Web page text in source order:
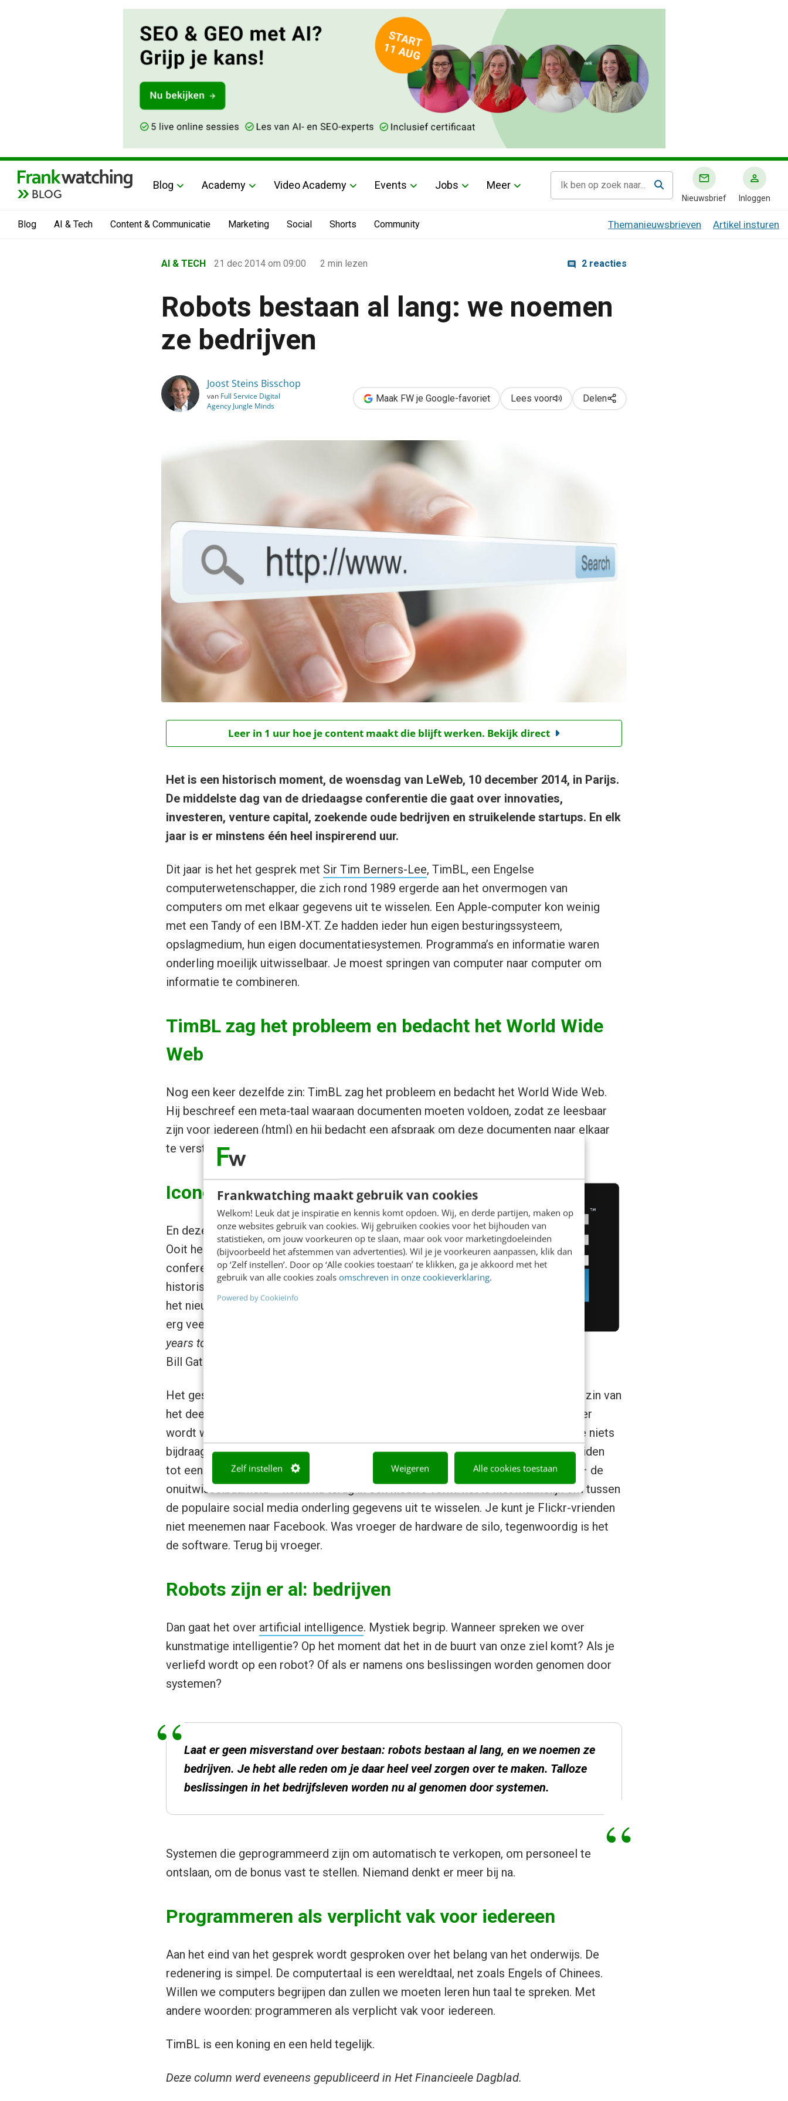
Frankwatching maakt gebruik van cookies
Welkom! Leuk dat je inspiratie en kennis komt opdoen. Wij, en derde partijen, maken op
onze websites gebruik van cookies. Wij gebruiken cookies voor het bijhouden van
statistieken, om jouw voorkeuren op te slaan, maar ook voor marketingdoeleinden
(bijvoorbeeld het afstemmen van advertenties). Wil je je voorkeuren aanpassen, klik dan
op ‘Zelf instellen’. Door op ‘Alle cookies toestaan’ te klikken, ga je akkoord met het
gebruik van alle cookies zoals omschreven in onze cookieverklaring.
Powered by CookieInfo
Zelf instellen Weigeren Alle cookies toestaan
BLOG
Blog Academy Video Academy Events Jobs Meer
Nieuwsbrief Inloggen
Blog AI & Tech Content & Communicatie Marketing Social Shorts Community Themanieuwsbrieven Artikel insturen
›
›
AI & TECH 21 dec 2014 om 09:00 2 min lezen 2 reacties
Robots bestaan al lang: we noemen
ze bedrijven
Joost Steins Bisschop
van Full Service Digital
Agency Jungle Minds
Maak FW je Google-favoriet Lees voor Delen
Leer in 1 uur hoe je content maakt die blijft werken. Bekijk direct
Het is een historisch moment, de woensdag van LeWeb, 10 december 2014, in Parijs.
De middelste dag van de driedaagse conferentie die gaat over innovaties,
investeren, venture capital, zoekende oude bedrijven en struikelende startups. En elk
jaar is er minstens één heel inspirerend uur.
Dit jaar is het het gesprek met Sir Tim Berners-Lee, TimBL, een Engelse
computerwetenschapper, die zich rond 1989 ergerde aan het onvermogen van
computers om met elkaar gegevens uit te wisselen. Een Apple-computer kon weinig
met een Tandy of een IBM-XT. Ze hadden ieder hun eigen besturingssysteem,
opslagmedium, hun eigen documentatiesystemen. Programma’s en informatie waren
onderling moeilijk uitwisselbaar. Je moest springen van computer naar computer om
informatie te combineren.
TimBL zag het probleem en bedacht het World Wide
Web
Nog een keer dezelfde zin: TimBL zag het probleem en bedacht het World Wide Web.
Hij beschreef een meta-taal waaraan documenten moeten voldoen, zodat ze leesbaar
zijn voor iedereen (html) en hij bedacht een afspraak om deze documenten naar elkaar
te versturen (http). En de hele wereld zou het gaan gebruiken.
Iconen zijn het
En deze man zit nu voor mij, op tien meter afstand.
Ooit heb ik Steve Jobs ontmoet, tijdens een
conferentie in San Francisco. Jobs sprak de
historische woorden, als antwoord op de vraag of
het nieuwe besturingssysteem van Microsoft niet
erg veel op dat van Apple leek: “
years to build an Apple.”
Bill Gates, Tim Berners-Lee, ze hebben de wereld veranderd.
Het gesprek met
, monsieur LeWeb, is inspirerend. Het gaat over de zin van
het deelbaar maken en het delen. Je kunt van Facebook zeggen wat je wilt, maar er
wordt wel actief gedeeld. Net zoals in Flickr, Twitter, Instagram of LinkedIn. Als je niets
bijdraagt, daalt je populariteit vanzelf. Het is als in een kroeg; meer gesprekken leiden
tot een betere sfeer. Een kroeg is geen stiltecoupé. Maar het probleem van ooit – de
onuitwisselbaarheid – komt nu terug in een nieuwe vorm: het is niet makkelijk om tussen
de populaire social media onderling gegevens uit te wisselen. Je kunt je Flickr-vrienden
niet meenemen naar Facebook. Was vroeger de hardware de silo, tegenwoordig is het
de software. Terug bij vroeger.
Robots zijn er al: bedrijven
Dan gaat het over artificial intelligence. Mystiek begrip. Wanneer spreken we over
kunstmatige intelligentie? Op het moment dat het in de buurt van onze ziel komt? Als je
verliefd wordt op een robot? Of als er namens ons beslissingen worden genomen door
systemen?
Laat er geen misverstand over bestaan: robots bestaan al lang, en we noemen ze
bedrijven. Je hebt alle reden om je daar heel veel zorgen over te maken. Talloze
beslissingen in het bedrijfsleven worden nu al genomen door systemen.
Systemen die geprogrammeerd zijn om automatisch te verkopen, om personeel te
ontslaan, om de bonus vast te stellen. Niemand denkt er meer bij na.
Programmeren als verplicht vak voor iedereen
Aan het eind van het gesprek wordt gesproken over het belang van het onderwijs. De
redenering is simpel. De computertaal is een wereldtaal, net zoals Engels of Chinees.
Willen we computers begrijpen dan zullen we moeten leren hun taal te spreken. Met
andere woorden: programmeren als verplicht vak voor iedereen.
TimBL is een koning en een held tegelijk.
Deze column werd eveneens gepubliceerd in Het Financieele Dagblad.